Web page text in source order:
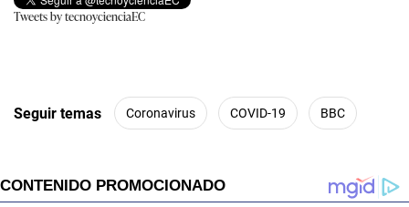
Tweets by tecnoycienciaEC
Seguir temas Coronavirus COVID-19 BBC